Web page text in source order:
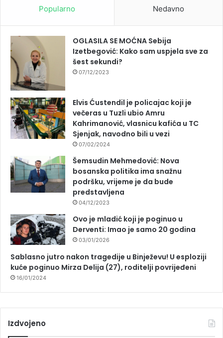
Popularno Nedavno
OGLASILA SE MOĆNA Sebija
Izetbegović: Kako sam uspjela sve za
šest sekundi?
07/12/2023
Elvis Ćustendil je policajac koji je
večeras u Tuzli ubio Amru
Kahrimanović, vlasnicu kafića u TC
Sjenjak, navodno bili u vezi
07/02/2024
Šemsudin Mehmedović: Nova
bosanska politika ima snažnu
podršku, vrijeme je da bude
predstavljena
04/12/2023
Ovo je mladić koji je poginuo u
Derventi: Imao je samo 20 godina
03/01/2026
Sablasno jutro nakon tragedije u Binježevu! U esploziji
kuće poginuo Mirza Delija (27), roditelji povrijeđeni
16/01/2024
Izdvojeno